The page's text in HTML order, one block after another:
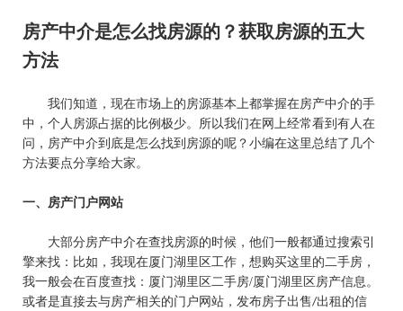
房产中介是怎么找房源的？获取房源的五大
方法
我们知道，现在市场上的房源基本上都掌握在房产中介的手
中，个人房源占据的比例极少。所以我们在网上经常看到有人在
问，房产中介到底是怎么找到房源的呢？小编在这里总结了几个
方法要点分享给大家。
一、房产门户网站
大部分房产中介在查找房源的时候，他们一般都通过搜索引
擎来找：比如，我现在厦门湖里区工作，想购买这里的二手房，
我一般会在百度查找：厦门湖里区二手房/厦门湖里区房产信息。
或者是直接去与房产相关的门户网站，发布房子出售/出租的信